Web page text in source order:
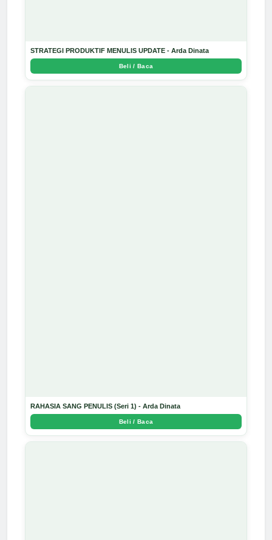
STRATEGI PRODUKTIF MENULIS UPDATE - Arda Dinata
Beli / Baca
RAHASIA SANG PENULIS (Seri 1) - Arda Dinata
Beli / Baca